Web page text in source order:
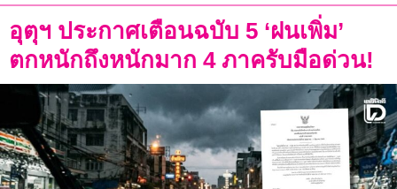
อุตุฯ ประกาศเตือนฉบับ 5 ‘ฝนเพิ่ม’
ตกหนักถึงหนักมาก 4 ภาครับมือด่วน!